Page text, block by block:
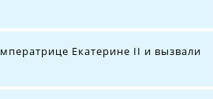
Екатерине II и вызвали